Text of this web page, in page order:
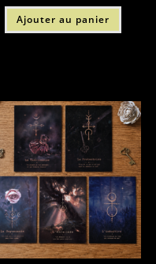
Ajouter au panier